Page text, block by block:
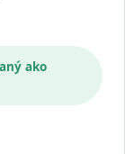
ako